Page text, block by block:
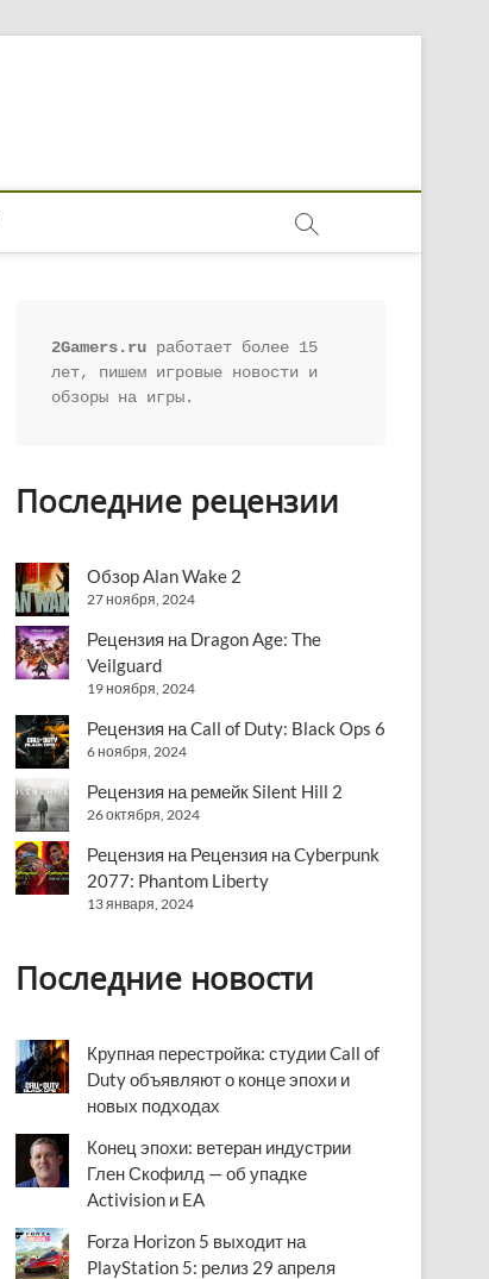
2Gamers.ru работает более 15
лет, пишем игровые новости и
обзоры на игры.
Последние рецензии
Обзор Alan Wake 2
27 ноября, 2024
Рецензия на Dragon Age: The
Veilguard
19 ноября, 2024
Рецензия на Call of Duty: Black Ops 6
6 ноября, 2024
Рецензия на ремейк Silent Hill 2
26 октября, 2024
Рецензия на Рецензия на Cyberpunk
2077: Phantom Liberty
13 января, 2024
Последние новости
Крупная перестройка: студии Call of
Duty объявляют о конце эпохи и
новых подходах
Конец эпохи: ветеран индустрии
Глен Скофилд — об упадке
Activision и EA
Forza Horizon 5 выходит на
PlayStation 5: релиз 29 апреля